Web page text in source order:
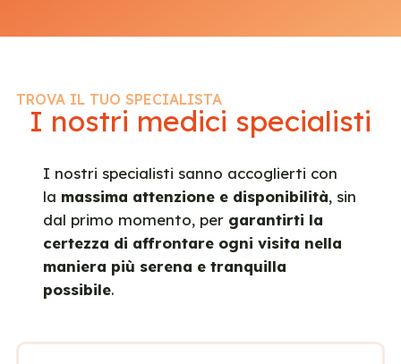
TROVA IL TUO SPECIALISTA
I nostri medici specialisti
I nostri specialisti sanno accoglierti con
la massima attenzione e disponibilità, sin
dal primo momento, per garantirti la
certezza di affrontare ogni visita nella
maniera più serena e tranquilla
possibile.